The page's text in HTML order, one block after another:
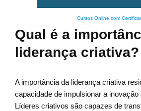
Cursos Online com
Qual é a
liderança criativa?
A importância da liderança criativa
capacidade de impulsionar a inovação
Líderes criativos são capazes de